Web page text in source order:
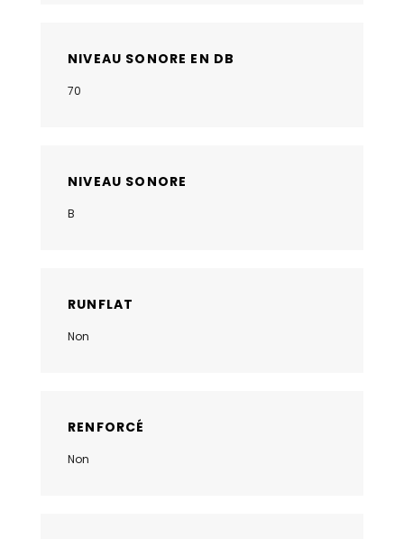
NIVEAU SONORE EN DB
70
NIVEAU SONORE
B
RUNFLAT
Non
RENFORCÉ
Non